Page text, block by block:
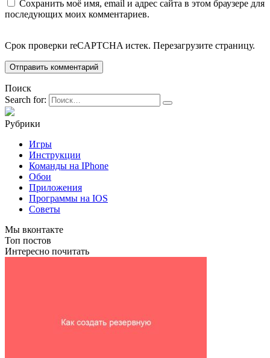
Сохранить моё имя, email и адрес сайта в этом браузере для
последующих моих комментариев.
Срок проверки reCAPTCHA истек. Перезагрузите страницу.
Поиск
Search for:
Рубрики
Игры
Инструкции
Команды на IPhone
Обои
Приложения
Программы на IOS
Советы
Мы вконтакте
Топ постов
Интересно почитать